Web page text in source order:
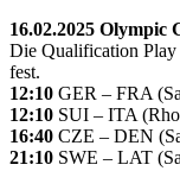
16.02.2025 Olympic
Die Qualification Play
fest.
12:10 GER – FRA
12:10 SUI – ITA
16:40 CZE – DEN
21:10 SWE – LAT